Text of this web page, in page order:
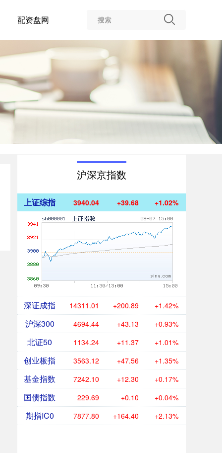
配资盘网
沪深京指数
上证综指 3940.04 +39.68 +1.02%
深证成指 14311.01 +200.89 +1.42%
沪深300 4694.44 +43.13 +0.93%
北证50 1134.24 +11.37 +1.01%
创业板指 3563.12 +47.56 +1.35%
基金指数 7242.10 +12.30 +0.17%
国债指数 229.69 +0.10 +0.04%
期指IC0 7877.80 +164.40 +2.13%